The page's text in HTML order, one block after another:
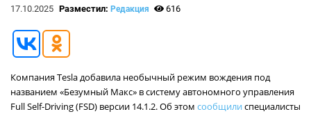
17.10.2025 Разместил: Редакция 616
Компания Tesla добавила необычный режим вождения под
названием «Безумный Макс» в систему автономного управления
Full Self-Driving (FSD) версии 14.1.2. Об этом сообщили специалисты